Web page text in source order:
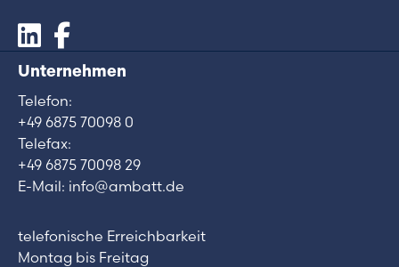
Unternehmen
Telefon:
+49 6875 70098 0
Telefax:
+49 6875 70098 29
E-Mail: info@ambatt.de
telefonische Erreichbarkeit
Montag bis Freitag